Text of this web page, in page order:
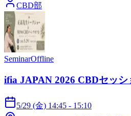
CBD部
SeminarOffline
ifia JAPAN 2026 CBDセッシ
5/29 (金) 14:45 - 15:10